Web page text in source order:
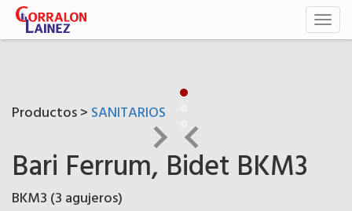
Productos > SANITARIOS
Bari Ferrum, Bidet BKM3
BKM3 (3 agujeros)